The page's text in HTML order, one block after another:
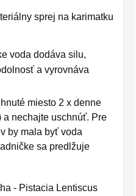
sprej na karimatku
voda dodáva silu,
a vyrovnáva
miesto 2 x denne
a nechajte uschnúť. Pre
by mala byť voda
sa predlžuje
- Pistacia Lentiscus